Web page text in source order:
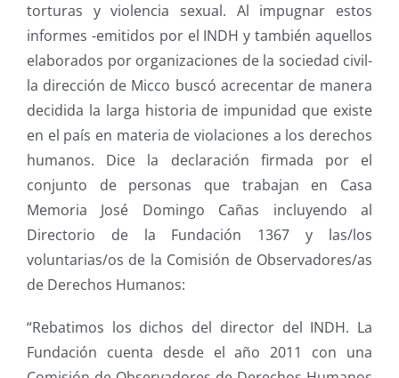
torturas y violencia sexual. Al impugnar estos
informes -emitidos por el INDH y también aquellos
elaborados por organizaciones de la sociedad civil-
la dirección de Micco buscó acrecentar de manera
decidida la larga historia de impunidad que existe
en el país en materia de violaciones a los derechos
humanos. Dice la declaración firmada por el
conjunto de personas que trabajan en Casa
Memoria José Domingo Cañas incluyendo al
Directorio de la Fundación 1367 y las/los
voluntarias/os de la Comisión de Observadores/as
de Derechos Humanos:
“Rebatimos los dichos del director del INDH. La
Fundación cuenta desde el año 2011 con una